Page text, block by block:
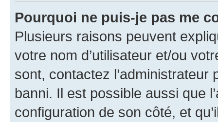
Pourquoi ne puis-je pas me
Plusieurs raisons peuvent
votre nom d’utilisateur et/ou
sont, contactez l’administrateur
banni. Il est possible aussi que
configuration de son côté, et